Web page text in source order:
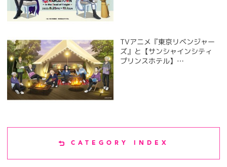
TVアニメ『東京リベンジャー
ズ』と【サンシャインシティ
プリンスホテル】…
CATEGORY INDEX